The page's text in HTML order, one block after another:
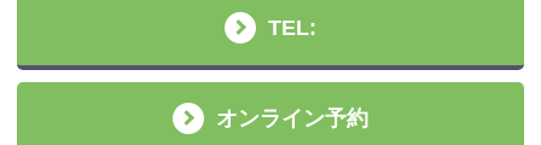
TEL:
オンライン予約